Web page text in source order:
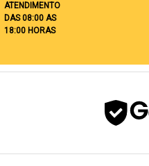
ATENDIMENTO
DAS 08:00 AS
18:00 HORAS